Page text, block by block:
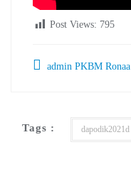
Post Views: 795
admin PKBM Ronaa
Tags : dapodik2021d